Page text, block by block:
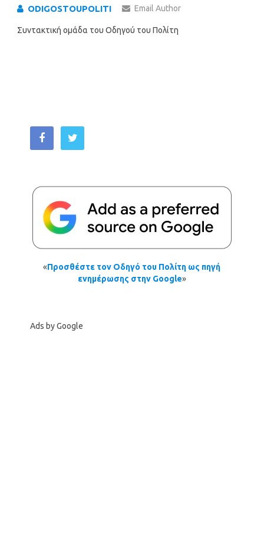
ODIGOSTOUPOLITI Email Author
Συντακτική ομάδα του Οδηγού του Πολίτη
«Προσθέστε τον Οδηγό του Πολίτη ως πηγή
ενημέρωσης στην Google»
Ads by Google